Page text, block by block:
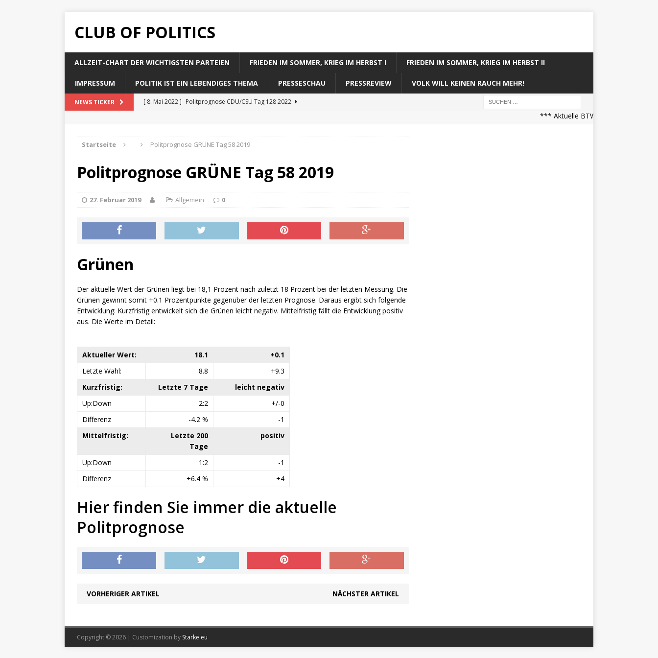
CLUB OF POLITICS
ALLZEIT-CHART DER WICHTIGSTEN PARTEIEN FRIEDEN IM SOMMER, KRIEG IM HERBST I FRIEDEN IM SOMMER, KRIEG IM HERBST II
IMPRESSUM POLITIK IST EIN LEBENDIGES THEMA PRESSESCHAU PRESSREVIEW VOLK WILL KEINEN RAUCH MEHR!
NEWS TICKER [ 8. Mai 2022 ] Politprognose CDU/CSU Tag 128 2022
[ 8. Mai 2022 ]
Politprognose Koalitionsrechner Tag 128 2022
*** Aktuelle BTW21 Prognose
Startseite Politprognose GRÜNE Tag 58 2019
Politprognose GRÜNE Tag 58 2019
27. Februar 2019 Allgemein 0
Grünen
Der aktuelle Wert der Grünen liegt bei 18,1 Prozent nach zuletzt 18 Prozent bei der letzten Messung. Die
Grünen gewinnt somit +0.1 Prozentpunkte gegenüber der letzten Prognose. Daraus ergibt sich folgende
Entwicklung: Kurzfristig entwickelt sich die Grünen leicht negativ. Mittelfristig fällt die Entwicklung positiv
aus. Die Werte im Detail:
Aktueller Wert: 18.1
+0.1
Letzte Wahl:
8.8
+9.3
Kurzfristig:
Letzte 7 Tage
leicht negativ
Up:Down
2:2
+/-0
Differenz
-4.2 %
-1
Mittelfristig:
Letzte 200
Tage
positiv
Up:Down 1:2
-1
Differenz
+6.4 % +4
Hier finden Sie immer die aktuelle
Politprognose
VORHERIGER ARTIKEL NÄCHSTER ARTIKEL
Copyright © 2026 | Customization by Starke.eu